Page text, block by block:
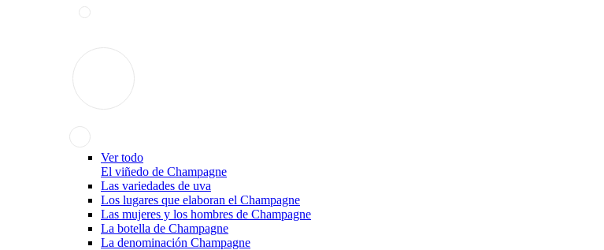
Ver todo
El viñedo de Champagne
Las variedades de uva
Los lugares que elaboran el Champagne
Las mujeres y los hombres de Champagne
La botella de Champagne
La denominación Champagne